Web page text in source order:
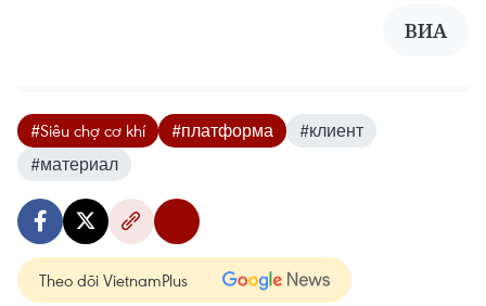
ВИА
#Siêu chợ cơ khí #платформа
#клиент
#материал
Theo dõi VietnamPlus